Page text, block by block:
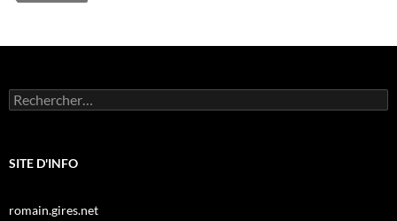
Rechercher :
SITE D'INFO
romain.gires.net